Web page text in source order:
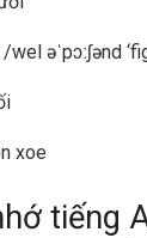
əˈpɔːʃənd
xoe
tiếng